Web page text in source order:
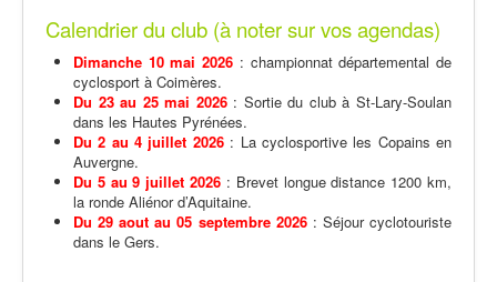
Calendrier du club (à noter sur vos agendas)
Dimanche 10 mai 2026 : championnat départemental de
cyclosport à Coimères.
Du 23 au 25 mai 2026: Sortie du club à St-Lary-Soulan
dans les Hautes Pyrénées.
Du 2 au 4 juillet 2026: La cyclosportive les Copains en
Auvergne.
Du 5 au 9 juillet 2026 : Brevet longue distance 1200 km,
la ronde Aliénor d’Aquitaine.
Du 29 aout au 05 septembre 2026 : Séjour cyclotouriste
dans le Gers.